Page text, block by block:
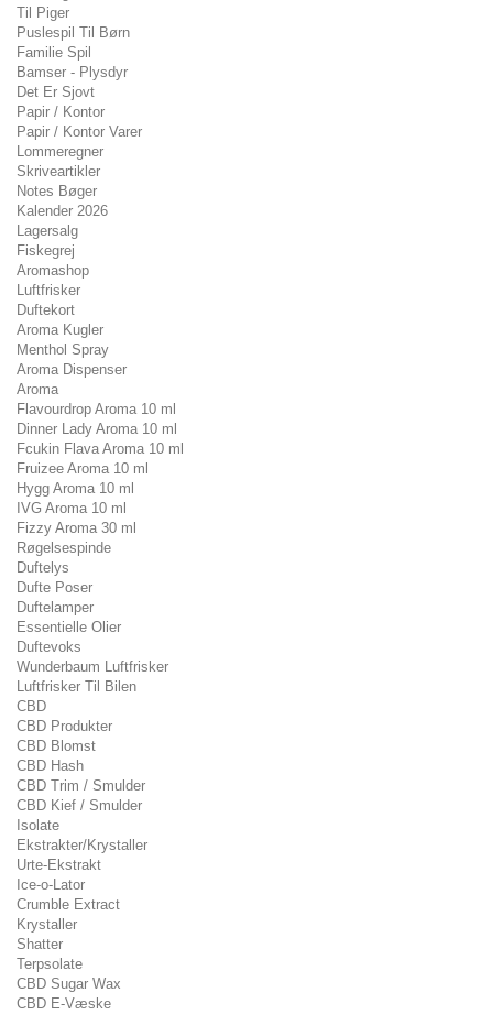
Til Piger
Puslespil Til Børn
Familie Spil
Bamser - Plysdyr
Det Er Sjovt
Papir / Kontor
Papir / Kontor Varer
Lommeregner
Skriveartikler
Notes Bøger
Kalender 2026
Lagersalg
Fiskegrej
Aromashop
Luftfrisker
Duftekort
Aroma Kugler
Menthol Spray
Aroma Dispenser
Aroma
Flavourdrop Aroma 10 ml
Dinner Lady Aroma 10 ml
Fcukin Flava Aroma 10 ml
Fruizee Aroma 10 ml
Hygg Aroma 10 ml
IVG Aroma 10 ml
Fizzy Aroma 30 ml
Røgelsespinde
Duftelys
Dufte Poser
Duftelamper
Essentielle Olier
Duftevoks
Wunderbaum Luftfrisker
Luftfrisker Til Bilen
CBD
CBD Produkter
CBD Blomst
CBD Hash
CBD Trim / Smulder
CBD Kief / Smulder
Isolate
Ekstrakter/Krystaller
Urte-Ekstrakt
Ice-o-Lator
Crumble Extract
Krystaller
Shatter
Terpsolate
CBD Sugar Wax
CBD E-Væske